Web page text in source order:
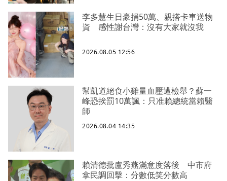
李多慧生日豪捐50萬、親搭卡車送物
資 感性謝台灣：沒有大家就沒我
2026.08.05 12:56
幫凱道絕食小雞量血壓遭檢舉？蘇一
峰恐挨罰10萬諷：只准賴總統當賴醫
師
2026.08.04 14:35
賴清德批盧秀燕滿意度落後 中市府
拿民調回擊：分數低笑分數高